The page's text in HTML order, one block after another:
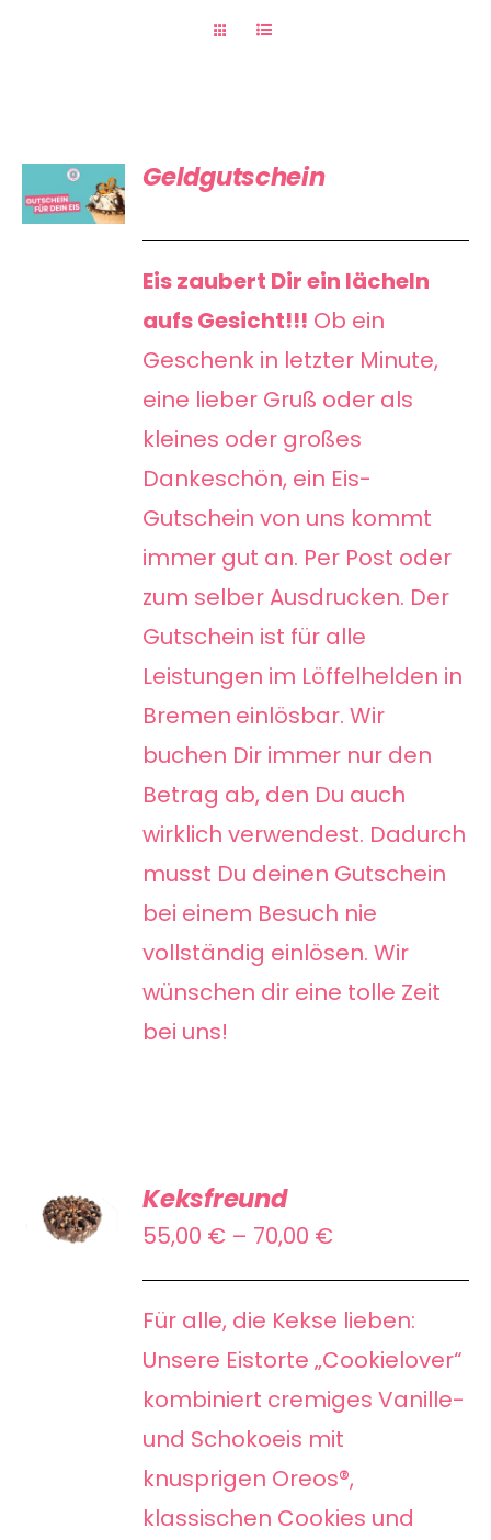
KAUFEN
/
Geldgutschein
Eis zaubert Dir ein lächeln
aufs Gesicht!!! Ob ein
Geschenk in letzter Minute,
eine lieber Gruß oder als
kleines oder großes
Dankeschön, ein Eis-
Gutschein von uns kommt
immer gut an. Per Post oder
zum selber Ausdrucken. Der
Gutschein ist für alle
Leistungen im Löffelhelden in
Bremeneinlösbar. Wir
buchen Dir immer nur den
Betrag ab, den Du auch
wirklich verwendest. Dadurch
musst Du deinen Gutschein
bei einem Besuch nie
vollständig einlösen. Wir
wünschen dir eine tolle Zeit
bei uns!
WÄHLEN
DIESES
PRODUKT
VARIANTEN
OPTIONEN
KÖNNEN
/
Keksfreund
55,00 € – 70,00 €Preisspanne:
55,00 €
bis
70,00 €
Für alle, die Kekse lieben:
Unsere Eistorte „Cookielover“
kombiniert cremiges Vanille-
und Schokoeis mit
knusprigen Oreos®,
klassischen Cookies und